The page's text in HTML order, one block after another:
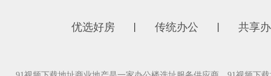
优选好房 传统办公 共享